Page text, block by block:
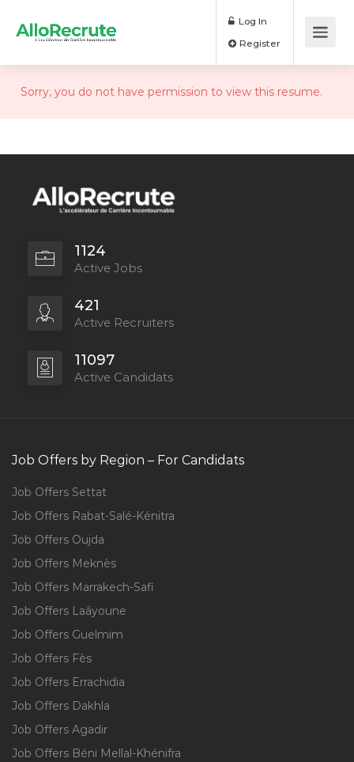
Log In
Sorry, you do not have permission to view this resume.
1124
Active Jobs
421
Active Recruiters
11097
Active Candidats
Job Offers by Region – For Candidats
Job Offers Settat
Job Offers Rabat-Salé-Kénitra
Job Offers Oujda
Job Offers Meknès
Job Offers Marrakech-Safi
Job Offers Laâyoune
Job Offers Guelmim
Job Offers Fès
Job Offers Errachidia
Job Offers Dakhla
Job Offers Agadir
Job Offers Béni Mellal-Khénifra